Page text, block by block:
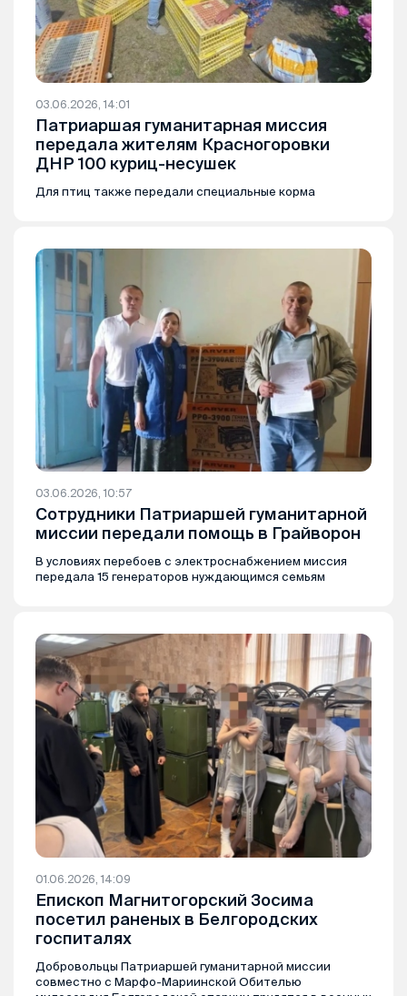
03.06.2026, 14:01
Патриаршая гуманитарная миссия
передала жителям Красногоровки
ДНР 100 куриц-несушек
Для птиц также передали специальные корма
03.06.2026, 10:57
Сотрудники Патриаршей гуманитарной
миссии передали помощь в Грайворон
В условиях перебоев с электроснабжением миссия
передала 15 генераторов нуждающимся семьям
01.06.2026, 14:09
Епископ Магнитогорский Зосима
посетил раненых в Белгородских
госпиталях
Добровольцы Патриаршей гуманитарной миссии
совместно с Марфо-Мариинской Обителью